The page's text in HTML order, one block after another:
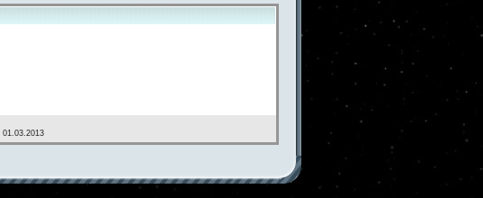
01.03.2013